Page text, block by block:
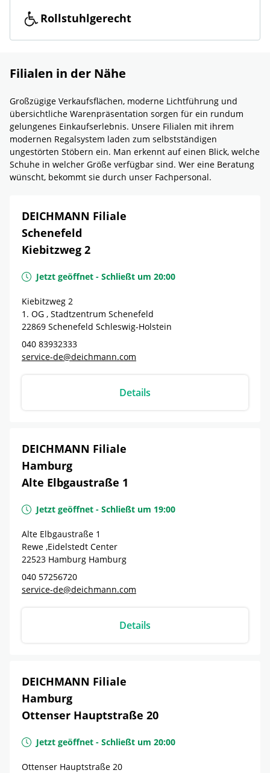
Rollstuhlgerecht
Filialen in der Nähe
Großzügige Verkaufsflächen, moderne Lichtführung und
übersichtliche Warenpräsentation sorgen für ein rundum
gelungenes Einkaufserlebnis. Unsere Filialen mit ihrem
modernen Regalsystem laden zum selbstständigen
ungestörten Stöbern ein. Man erkennt auf einen Blick, welche
Schuhe in welcher Größe verfügbar sind. Wer eine Beratung
wünscht, bekommt sie durch unser Fachpersonal.
DEICHMANN Filiale
Schenefeld
Kiebitzweg 2
Jetzt geöffnet - Schließt um 20:00
Kiebitzweg 2
1. OG , Stadtzentrum Schenefeld
22869 Schenefeld Schleswig-Holstein
040 83932333
service-de@deichmann.com
Details
DEICHMANN Filiale
Hamburg
Alte Elbgaustraße 1
Jetzt geöffnet - Schließt um 19:00
Alte Elbgaustraße 1
Rewe ,Eidelstedt Center
22523 Hamburg Hamburg
040 57256720
service-de@deichmann.com
Details
DEICHMANN Filiale
Hamburg
Ottenser Hauptstraße 20
Jetzt geöffnet - Schließt um 20:00
Ottenser Hauptstraße 20